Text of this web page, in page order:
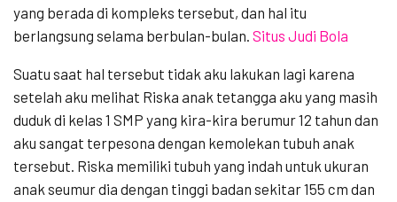
yang berada di kompleks tersebut, dan hal itu
berlangsung selama berbulan-bulan. Situs Judi Bola
Suatu saat hal tersebut tidak aku lakukan lagi karena
setelah aku melihat Riska anak tetangga aku yang masih
duduk di kelas 1 SMP yang kira-kira berumur 12 tahun dan
aku sangat terpesona dengan kemolekan tubuh anak
tersebut. Riska memiliki tubuh yang indah untuk ukuran
anak seumur dia dengan tinggi badan sekitar 155 cm dan